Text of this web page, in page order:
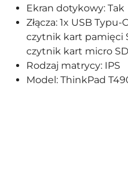
Ekran dotykowy: Tak
Złącza: 1x USB Typu-
czytnik kart pamięci
czytnik kart micro SD
Rodzaj matrycy: IPS
Model: ThinkPad